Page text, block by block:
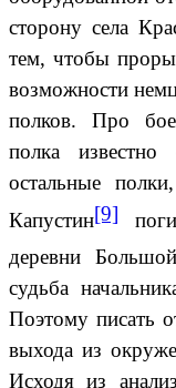
сторону села
тем, чтобы
возможности
полков. Про
полка
остальные
Капустин[9]
деревни
судьба
Поэтому писать
выхода из
Исходя из